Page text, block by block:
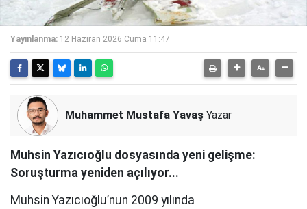
Yayınlanma: 12 Haziran 2026 Cuma 11:47
Muhammet Mustafa Yavaş Yazar
Muhsin Yazıcıoğlu dosyasında yeni gelişme:
Soruşturma yeniden açılıyor...
Muhsin Yazıcıoğlu’nun 2009 yılında